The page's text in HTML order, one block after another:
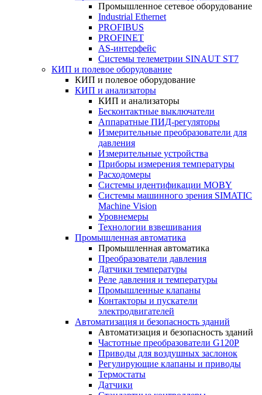
Промышленное сетевое оборудование
Industrial Ethernet
PROFIBUS
PROFINET
AS-интерфейс
Системы телеметрии SINAUT ST7
КИП и полевое оборудование
КИП и полевое оборудование
КИП и анализаторы
КИП и анализаторы
Бесконтактные выключатели
Аппаратные ПИД-регуляторы
Измерительные преобразователи для
давления
Измерительные устройства
Приборы измерения температуры
Расходомеры
Системы идентификации MOBY
Системы машинного зрения SIMATIC
Machine Vision
Уровнемеры
Технологии взвешивания
Промышленная автоматика
Промышленная автоматика
Преобразователи давления
Датчики температуры
Реле давления и температуры
Промышленные клапаны
Контакторы и пускатели
электродвигателей
Автоматизация и безопасность зданий
Автоматизация и безопасность зданий
Частотные преобразователи G120P
Приводы для воздушных заслонок
Регулирующие клапаны и приводы
Термостаты
Датчики